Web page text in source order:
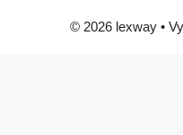
© 2026 lexway •